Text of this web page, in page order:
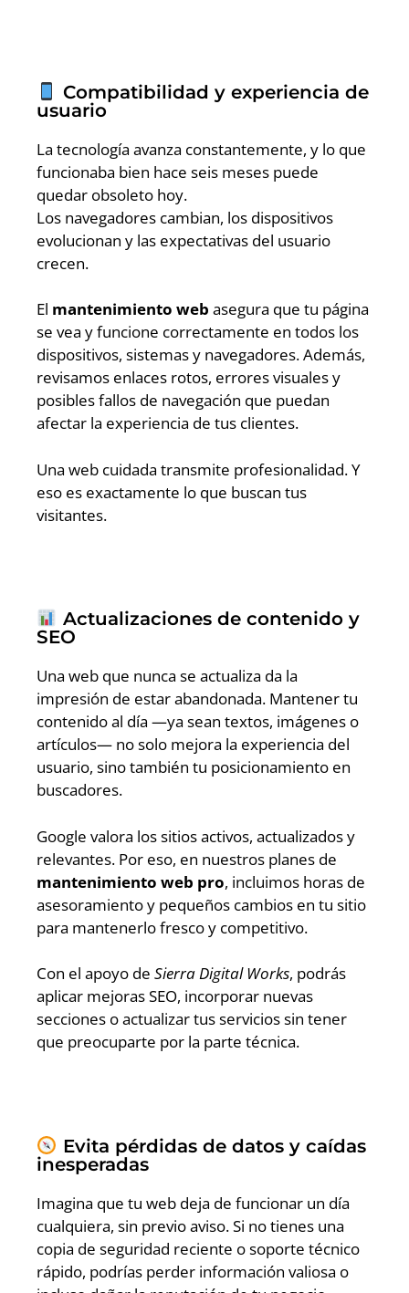
Compatibilidad y experiencia de
usuario
La tecnología avanza constantemente, y lo que
funcionaba bien hace seis meses puede
quedar obsoleto hoy.
Los navegadores cambian, los dispositivos
evolucionan y las expectativas del usuario
crecen.
El mantenimiento web asegura que tu página
se vea y funcione correctamente en todos los
dispositivos, sistemas y navegadores. Además,
revisamos enlaces rotos, errores visuales y
posibles fallos de navegación que puedan
afectar la experiencia de tus clientes.
Una web cuidada transmite profesionalidad. Y
eso es exactamente lo que buscan tus
visitantes.
Actualizaciones de contenido y
SEO
Una web que nunca se actualiza da la
impresión de estar abandonada. Mantener tu
contenido al día —ya sean textos, imágenes o
artículos— no solo mejora la experiencia del
usuario, sino también tu posicionamiento en
buscadores.
Google valora los sitios activos, actualizados y
relevantes. Por eso, en nuestros planes de
mantenimiento web pro, incluimos horas de
asesoramiento y pequeños cambios en tu sitio
para mantenerlo fresco y competitivo.
Con el apoyo de Sierra Digital Works, podrás
aplicar mejoras SEO, incorporar nuevas
secciones o actualizar tus servicios sin tener
que preocuparte por la parte técnica.
Evita pérdidas de datos y caídas
inesperadas
Imagina que tu web deja de funcionar un día
cualquiera, sin previo aviso. Si no tienes una
copia de seguridad reciente o soporte técnico
rápido, podrías perder información valiosa o